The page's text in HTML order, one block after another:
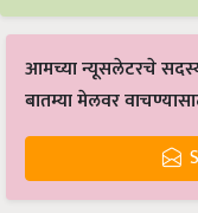
आमच्या न्यूसलेटरचे
बातम्या मेलवर